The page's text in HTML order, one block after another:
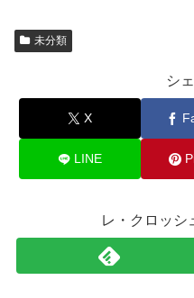
未分類
シ
X
LINE
レ・クロッシ